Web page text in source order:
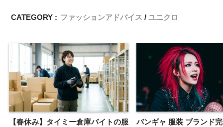
CATEGORY : ファッションアドバイス ユニクロ
【春休み】タイミー倉庫バイトの服
バンギャ 服装 ブランド